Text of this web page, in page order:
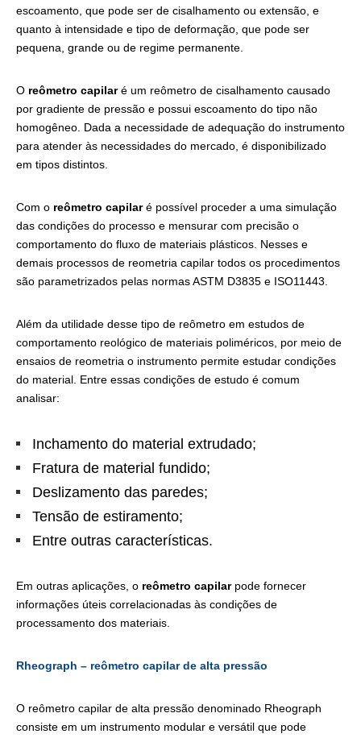
escoamento, que pode ser de cisalhamento ou extensão, e
quanto à intensidade e tipo de deformação, que pode ser
pequena, grande ou de regime permanente.
O reômetro capilaré um reômetro de cisalhamento causado
por gradiente de pressão e possui escoamento do tipo não
homogêneo. Dada a necessidade de adequação do instrumento
para atender às necessidades do mercado, é disponibilizado
em tipos distintos.
Com o reômetro capilaré possível proceder a uma simulação
das condições do processo e mensurar com precisão o
comportamento do fluxo de materiais plásticos. Nesses e
demais processos de reometria capilar todos os procedimentos
são parametrizados pelas normas ASTM D3835 e ISO11443.
Além da utilidade desse tipo de reômetro em estudos de
comportamento reológico de materiais poliméricos, por meio de
ensaios de reometria o instrumento permite estudar condições
do material. Entre essas condições de estudo é comum
analisar:
Inchamento do material extrudado;
Fratura de material fundido;
Deslizamento das paredes;
Tensão de estiramento;
Entre outras características.
Em outras aplicações, o reômetro capilarpode fornecer
informações úteis correlacionadas às condições de
processamento dos materiais.
Rheograph – reômetro capilar de alta pressão
O reômetro capilar de alta pressão denominado Rheograph
consiste em um instrumento modular e versátil que pode